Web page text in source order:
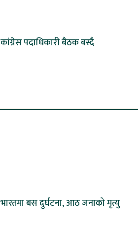
कांग्रेस पदाधिकारी बैठक बस्दै
भारतमा बस दुर्घटना, आठ जनाको मृत्यु